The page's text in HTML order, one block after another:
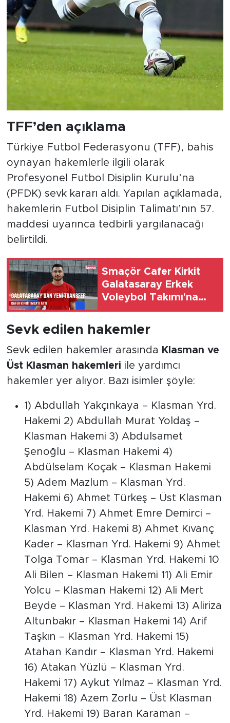
TFF’den açıklama
Türkiye Futbol Federasyonu (TFF), bahis
oynayan hakemlerle ilgili olarak
Profesyonel Futbol Disiplin Kurulu’na
(PFDK) sevk kararı aldı. Yapılan açıklamada,
hakemlerin Futbol Disiplin Talimatı’nın 57.
maddesi uyarınca tedbirli yargılanacağı
belirtildi.
Smaçör Cafer Kirkit
Galatasaray Erkek
Voleybol Takımı'na
katıldı
Sevk edilen hakemler
Sevk edilen hakemler arasında Klasman ve
Üst Klasman hakemleri ile yardımcı
hakemler yer alıyor. Bazı isimler şöyle:
1) Abdullah Yakçınkaya – Klasman Yrd.
Hakemi 2) Abdullah Murat Yoldaş –
Klasman Hakemi 3) Abdulsamet
Şenoğlu – Klasman Hakemi 4)
Abdülselam Koçak – Klasman Hakemi
5) Adem Mazlum – Klasman Yrd.
Hakemi 6) Ahmet Türkeş – Üst Klasman
Yrd. Hakemi 7) Ahmet Emre Demirci –
Klasman Yrd. Hakemi 8) Ahmet Kıvanç
Kader – Klasman Yrd. Hakemi 9) Ahmet
Tolga Tomar – Klasman Yrd. Hakemi 10
Ali Bilen – Klasman Hakemi 11) Ali Emir
Yolcu – Klasman Hakemi 12) Ali Mert
Beyde – Klasman Yrd. Hakemi 13) Aliriza
Altunbakır – Klasman Hakemi 14) Arif
Taşkın – Klasman Yrd. Hakemi 15)
Atahan Kandır – Klasman Yrd. Hakemi
16) Atakan Yüzlü – Klasman Yrd.
Hakemi 17) Aykut Yılmaz – Klasman Yrd.
Hakemi 18) Azem Zorlu – Üst Klasman
Yrd. Hakemi 19) Baran Karaman –